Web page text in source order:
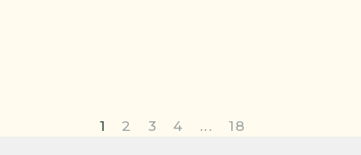
1 2 3 4 ... 18